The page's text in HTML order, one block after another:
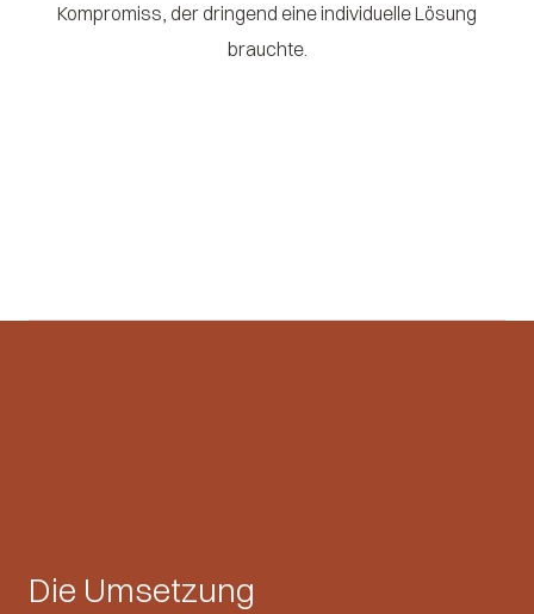
Kompromiss, der dringend eine individuelle Lösung
brauchte.
Die Umsetzung